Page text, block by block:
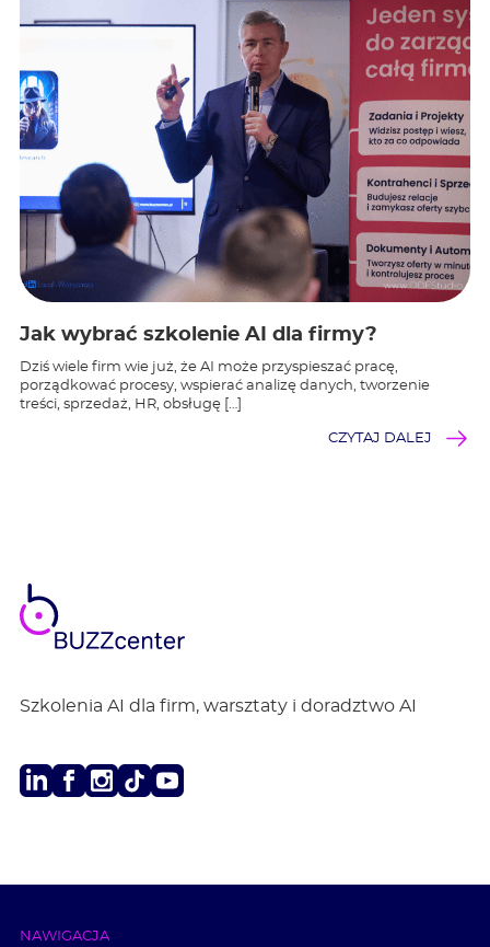
Jak wybrać szkolenie AI dla firmy?
Dziś wiele firm wie już, że AI może przyspieszać pracę,
porządkować procesy, wspierać analizę danych, tworzenie
treści, sprzedaż, HR, obsługę […]
CZYTAJ DALEJ
Szkolenia AI dla firm, warsztaty i doradztwo AI
LinkedInFacebook
Instagram
NAWIGACJA